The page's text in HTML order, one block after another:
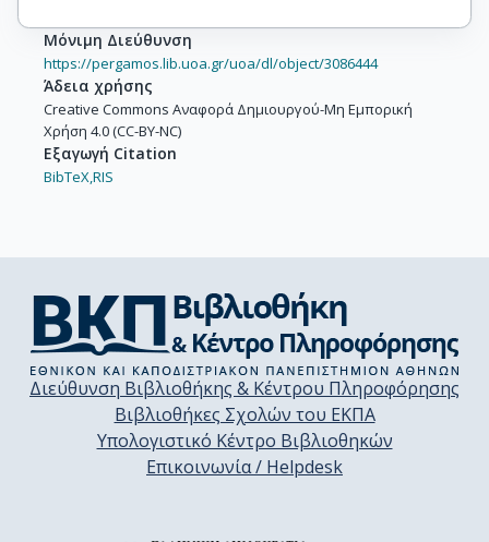
Μόνιμη Διεύθυνση
https://pergamos.lib.uoa.gr/uoa/dl/object/3086444
Άδεια χρήσης
Creative Commons Αναφορά Δημιουργού-Μη Εμπορική
Χρήση 4.0 (CC-BY-NC)
Εξαγωγή Citation
BibTeX,RIS
Διεύθυνση Βιβλιοθήκης & Κέντρου Πληροφόρησης
Βιβλιοθήκες Σχολών του ΕΚΠΑ
Υπολογιστικό Κέντρο Βιβλιοθηκών
Επικοινωνία / Helpdesk